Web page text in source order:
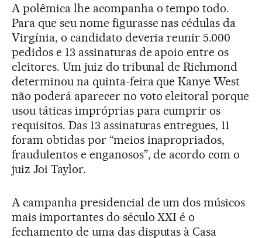
A polêmica lhe acompanha o tempo todo.
Para que seu nome figurasse nas cédulas da
Virgínia, o candidato deveria reunir 5.000
pedidos e 13 assinaturas de apoio entre os
eleitores. Um juiz do tribunal de Richmond
determinou na quinta-feira que Kanye West
não poderá aparecer no voto eleitoral porque
usou táticas impróprias para cumprir os
requisitos. Das 13 assinaturas entregues, 11
foram obtidas por “meios inapropriados,
fraudulentos e enganosos”, de acordo com o
juiz Joi Taylor.
A campanha presidencial de um dos músicos
mais importantes do século XXI é o
fechamento de uma das disputas à Casa